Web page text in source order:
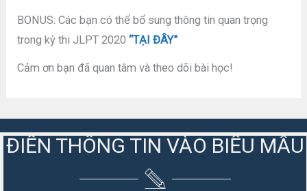
BONUS: Các bạn có thể bổ sung thông tin quan trọng
trong kỳ thi JLPT 2020“TẠI ĐÂY”
Cảm ơn bạn đã quan tâm và theo dõi bài học!
ĐIỀN THÔNG TIN VÀO BIỂU MẪU